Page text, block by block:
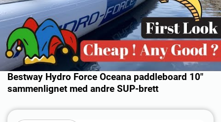
Bestway Hydro Force Oceana paddleboard 10"
sammenlignet med andre SUP-brett